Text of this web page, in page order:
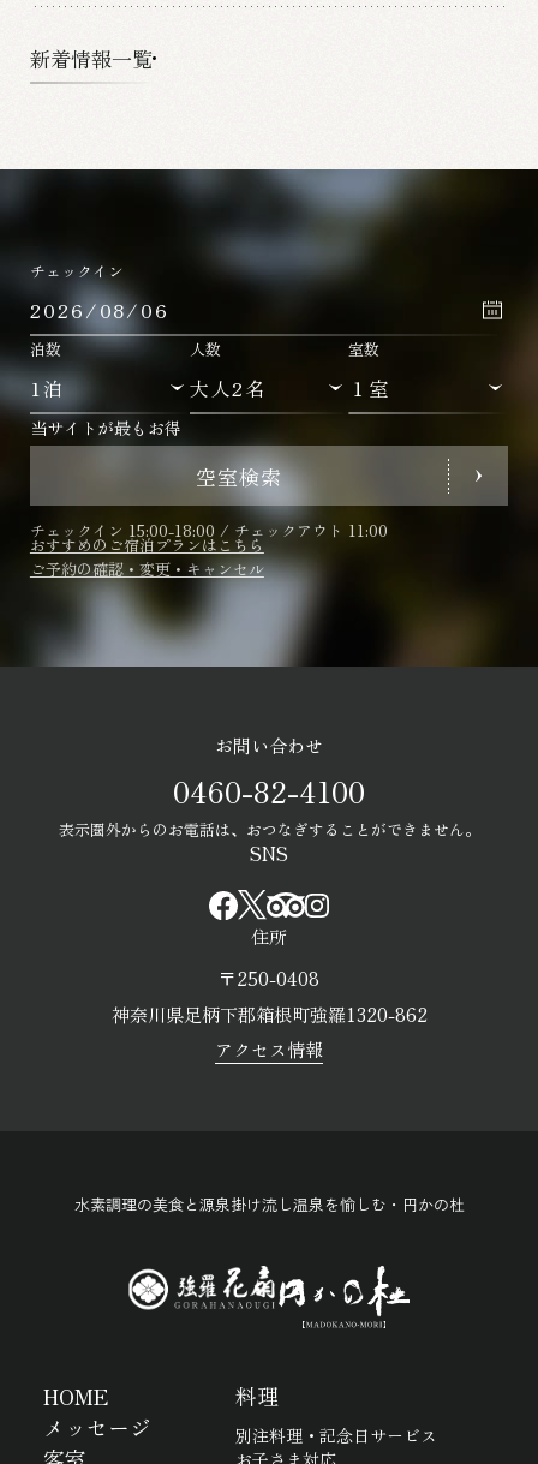
新着情報一覧
チェックイン
泊数 人数 室数
当サイトが最もお得
空室検索
チェックイン 15:00-18:00 / チェックアウト 11:00
おすすめのご宿泊プランはこちら
ご予約の確認・変更・キャンセル
お問い合わせ
0460-82-4100
表示圏外からのお電話は、おつなぎすることができません。
SNS
住所
〒250-0408
神奈川県足柄下郡箱根町強羅1320-862
アクセス情報
水素調理の美食と源泉掛け流し温泉を愉しむ・円かの杜
HOME
メッセージ
料理
別注料理・記念日サービス
お子さま対応